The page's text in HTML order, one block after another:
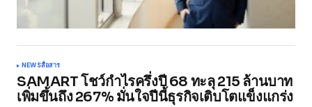
NEWSสื่อสาร
SAMART โชว์กำไรครึ่งปี 68 ทะลุ 215 ล้านบาท
เพิ่มขึ้นถึง 267% มั่นใจปีนี้ธุรกิจเติบโตแข็งแกร่ง